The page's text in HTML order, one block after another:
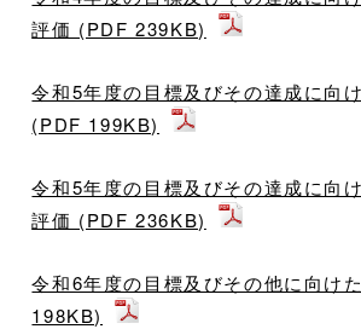
評価 (PDF 239KB)
令和5年度の目標及びその達成に向
(PDF 199KB)
令和5年度の目標及びその達成に向
評価 (PDF 236KB)
令和6年度の目標及びその他に向け
198KB)